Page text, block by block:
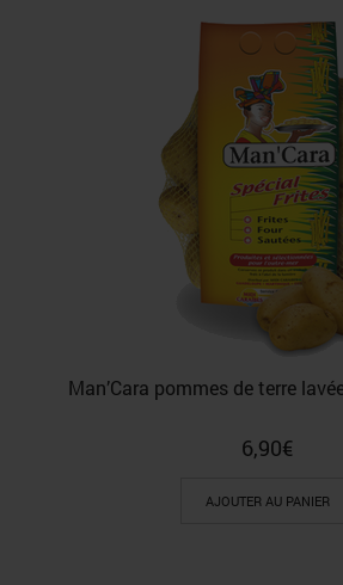
Man’Cara pommes de terre
6,90€
AJOUTER AU PANIER